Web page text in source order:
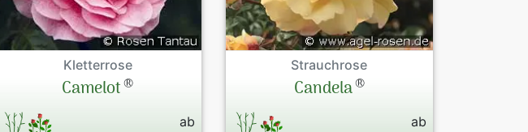
Kletterrose
Camelot®
ab
Strauchrose
Candela®
ab